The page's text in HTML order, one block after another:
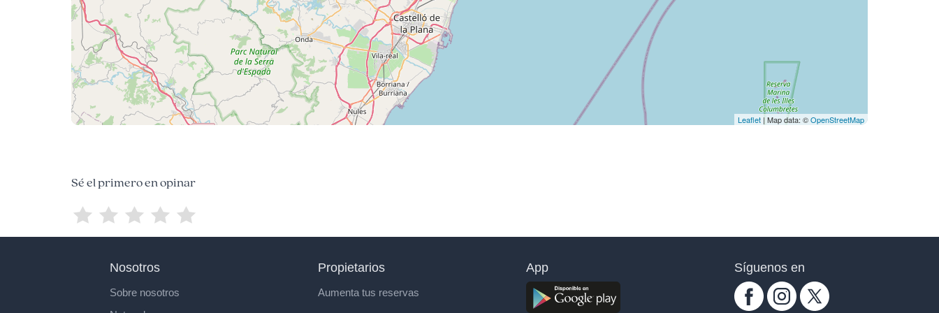
Leaflet | Map data: ©OpenStreetMap
Sé el primero en opinar
Nosotros
Sobre nosotros
Propietarios
Aumenta tus reservas
App Síguenos en